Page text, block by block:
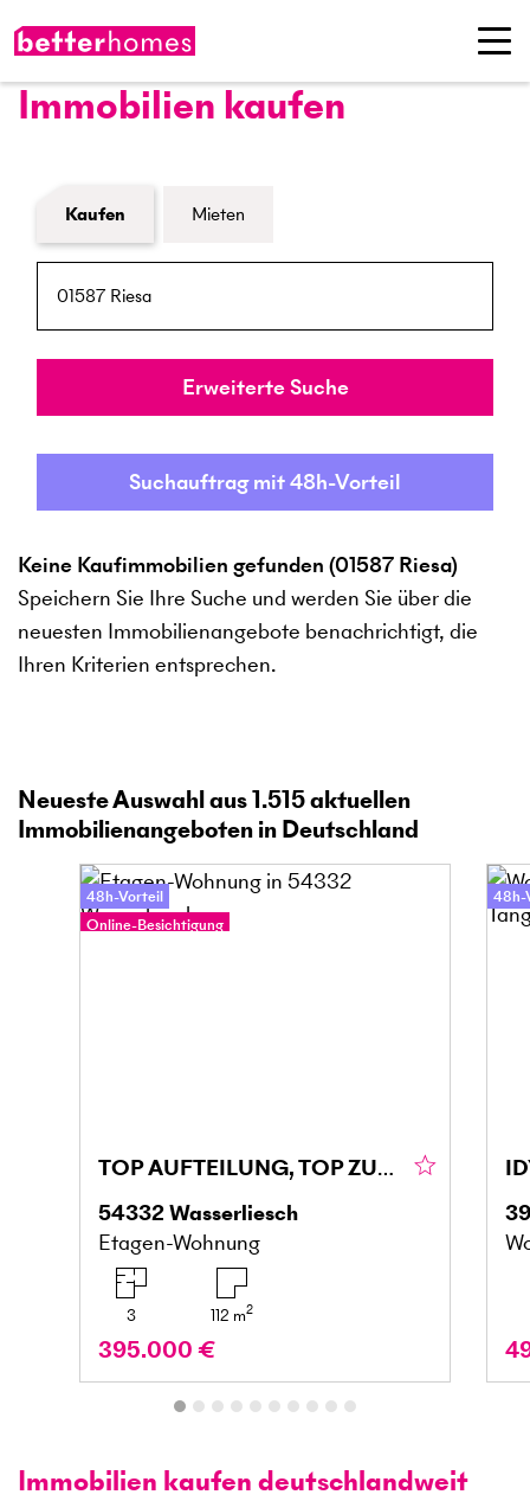
Immobilien kaufen
Formular Immobiliensuche
Kaufen Mieten
PLZ / Ort
Umkreis
Erweiterte Suche
Suchauftrag mit 48h-Vorteil
Keine Kaufimmobilien gefunden (01587 Riesa)
Speichern Sie Ihre Suche und werden Sie über die
neuesten Immobilienangebote benachrichtigt, die
Ihren Kriterien entsprechen.
Neueste Auswahl aus1.515aktuellen
Immobilienangeboten in Deutschland
48h-Vorteil
Online-Besichtigung
TOP AUFTEILUNG, TOP ZUSTAND, FAMIELIENFREUNDLICH
54332Wasserliesch
Etagen-Wohnung
3 112 m2
395.000 €
48h-
Immobilien kaufen deutschlandweit